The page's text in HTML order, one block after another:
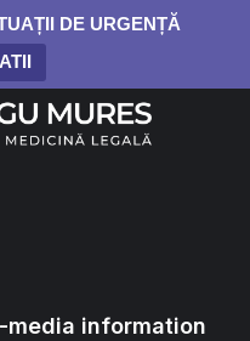
DE URGENȚĂ
information